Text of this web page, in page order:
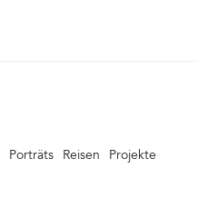
Porträts Reisen Projekte